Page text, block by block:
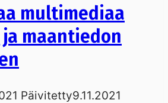
multimediaa
maantiedon
Päivitetty9.11.2021